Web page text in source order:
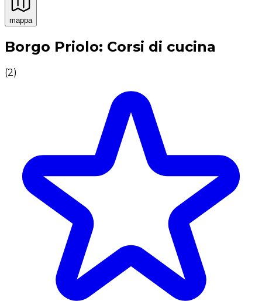
mappa
Esperienze culinarie indimenticabili: Esperienze
Borgo Priolo: Corsi di cucina
(2)